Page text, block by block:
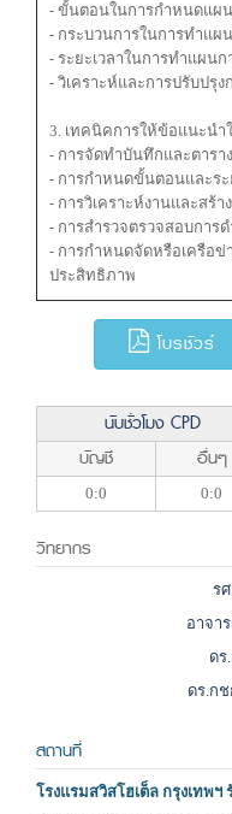
- ขั้นตอนในการกําหนดแผน
- กระบวนการในการทําแผน
- ระยะเวลาในการทําแผนก
- วิเคราะห์และการปรับปรุง
3. เทคนิคการให้ข้อแนะนำ
- การจัดทำบันทึกและตารา
- การกำหนดขั้นตอนและระ
- การวิเคราะห์งานและสร้
- การสำรวจตรวจสอบการ
- การกำหนดจัดหรือเครือ
ประสิทธิภาพ
โบรชัวร์
นับชั่วโมง CPD
บัญชี
อื่นๆ
0:0 0:0
วิทยากร
ร
อาจา
ดร
ดร.ก
สถานที่
โรงแรมสวิสโฮเต็ล กรุงเทพฯ